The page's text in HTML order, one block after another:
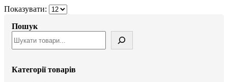
Показувати:
Пошук
Категорії товарів